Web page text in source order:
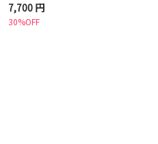
7,700 円
30%OFF